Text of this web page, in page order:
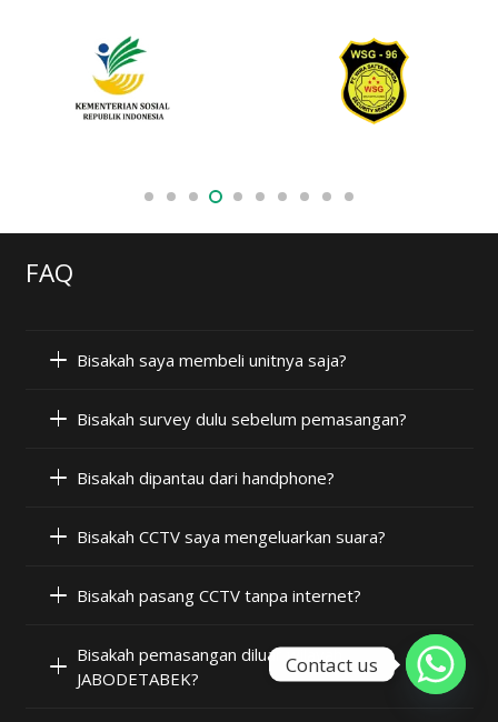
FAQ
Bisakah saya membeli unitnya saja?
Bisakah survey dulu sebelum pemasangan?
Bisakah dipantau dari handphone?
Bisakah CCTV saya mengeluarkan suara?
Bisakah pasang CCTV tanpa internet?
Bisakah pemasangan diluar wilayah
JABODETABEK?
Contact us